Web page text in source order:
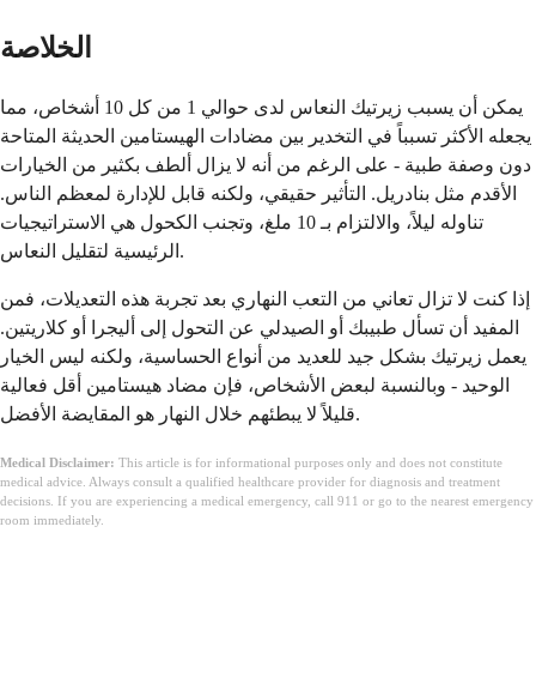
الخلاصة
يمكن أن يسبب زيرتيك النعاس لدى حوالي 1 من كل 10 أشخاص، مما
يجعله الأكثر تسبباً في التخدير بين مضادات الهيستامين الحديثة المتاحة
دون وصفة طبية - على الرغم من أنه لا يزال ألطف بكثير من الخيارات
الأقدم مثل بنادريل. التأثير حقيقي، ولكنه قابل للإدارة لمعظم الناس.
تناوله ليلاً، والالتزام بـ 10 ملغ، وتجنب الكحول هي الاستراتيجيات
الرئيسية لتقليل النعاس.
إذا كنت لا تزال تعاني من التعب النهاري بعد تجربة هذه التعديلات، فمن
المفيد أن تسأل طبيبك أو الصيدلي عن التحول إلى أليجرا أو كلاريتين.
يعمل زيرتيك بشكل جيد للعديد من أنواع الحساسية، ولكنه ليس الخيار
الوحيد - وبالنسبة لبعض الأشخاص، فإن مضاد هيستامين أقل فعالية
قليلاً لا يبطئهم خلال النهار هو المقايضة الأفضل.
Medical Disclaimer: This article is for informational purposes only and does not constitute
medical advice. Always consult a qualified healthcare provider for diagnosis and treatment
decisions. If you are experiencing a medical emergency, call 911 or go to the nearest emergency
room immediately.